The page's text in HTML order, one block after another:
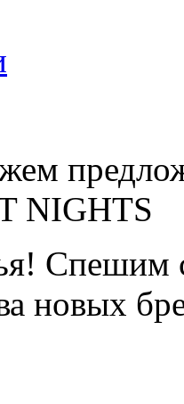
NIGHTS
Спешим
новых